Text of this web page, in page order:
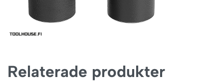
Relaterade produkter